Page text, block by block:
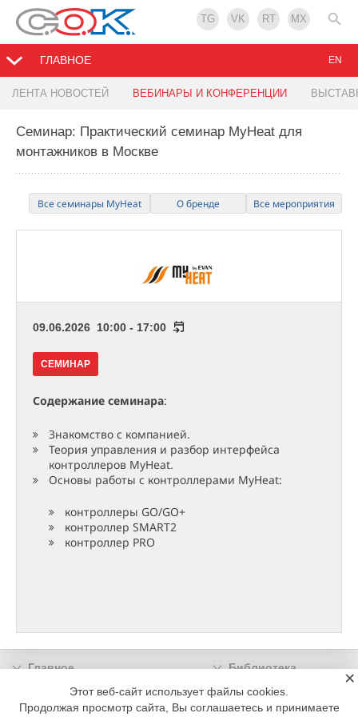
TG VK RT MX
ГЛАВНОЕ
ЛЕНТА НОВОСТЕЙ ВЕБИНАРЫ И КОНФЕРЕНЦИИ
EN
Семинар: Практический семинар МуНеаt для
монтажников в Москве
Все семинары МуНеаt О бренде Все мероприятия
09.06.2026 10:00 - 17:00
СЕМИНАР
Содержание семинара:
Знакомство с компанией.
Теория управления и разбор интерфейса
контроллеров MyHeat.
Основы работы с контроллерами MyHeat:
контроллеры GO/GO+
контроллер SMART2
контроллер PRO
Главное
Библиотека
Подписка
Реклама
Информация
Этот веб-сайт использует файлы cookies.
Продолжая просмотр сайта, Вы соглашаетесь и принимаете
×